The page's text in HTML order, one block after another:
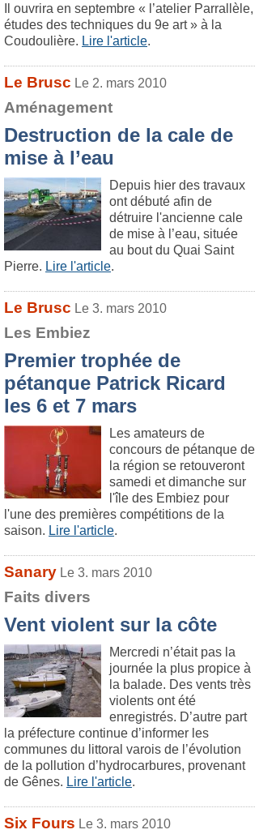
Il ouvrira en septembre « l’atelier Parrallèle,
études des techniques du 9e art » à la
Coudoulière. Lire l'article.
Le Brusc Le 2. mars 2010
Aménagement
Destruction de la cale de
mise à l’eau
Depuis hier des travaux
ont débuté afin de
détruire l'ancienne cale
de mise à l’eau, située
au bout du Quai Saint
Pierre. Lire l'article.
Le Brusc Le 3. mars 2010
Les Embiez
Premier trophée de
pétanque Patrick Ricard
les 6 et 7 mars
Les amateurs de
concours de pétanque de
la région se retouveront
samedi et dimanche sur
l'île des Embiez pour
l'une des premières compétitions de la
saison. Lire l'article.
Sanary Le 3. mars 2010
Faits divers
Vent violent sur la côte
Mercredi n’était pas la
journée la plus propice à
la balade. Des vents très
violents ont été
enregistrés. D’autre part
la préfecture continue d’informer les
communes du littoral varois de l’évolution
de la pollution d’hydrocarbures, provenant
de Gênes. Lire l'article.
Six Fours Le 3. mars 2010